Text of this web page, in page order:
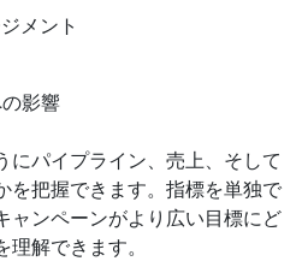
メント
影響
にパイプライン、売上、そして
を把握できます。指標を単独で
ャンペーンがより広い目標にど
解できます。